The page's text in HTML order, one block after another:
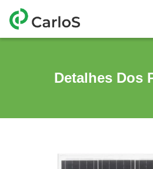
Detalhes Dos